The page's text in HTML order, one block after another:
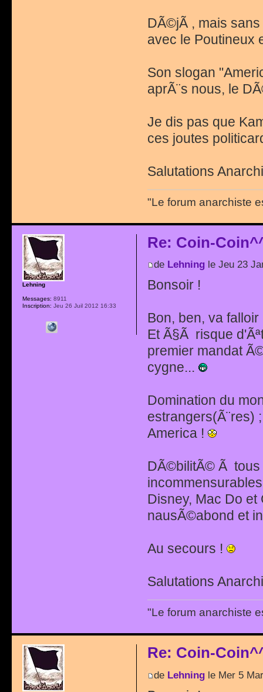
DÃ©jÃ , mais
avec le Poutineux
Son slogan
aprÃ¨s nous, le
Je dis pas que
ces joutes
Salutations
"Le forum anarchiste
Re: Coin-
de Lehningle Jeu 23
Bonsoir !
Bon, ben, va
Et Ã§Ã risque
premier mandat
cygne...
Domination du
estrangers(Ã¨res)
America !
DÃ©bilitÃ© Ã tous
Disney, Mac Do
nausÃ©abond et
Au secours !
Salutations
"Le forum anarchiste
Lehning
Messages: 8911
Inscription: Jeu 26 Juil 2012 16:33
Re: Coin-
de Lehningle Mer 5